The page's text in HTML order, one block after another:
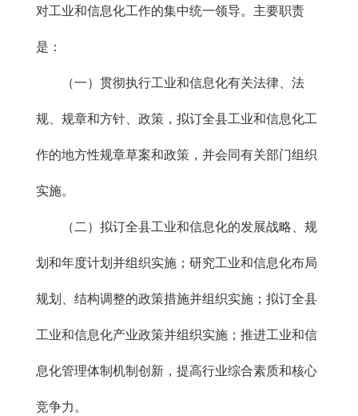
对工业和信息化工作的集中统一领导。主要职责
是：
（一）贯彻执行工业和信息化有关法律、法
规、规章和方针、政策，拟订全县工业和信息化工
作的地方性规章草案和政策，并会同有关部门组织
实施。
（二）拟订全县工业和信息化的发展战略、规
划和年度计划并组织实施；研究工业和信息化布局
规划、结构调整的政策措施并组织实施；拟订全县
工业和信息化产业政策并组织实施；推进工业和信
息化管理体制机制创新，提高行业综合素质和核心
竞争力。